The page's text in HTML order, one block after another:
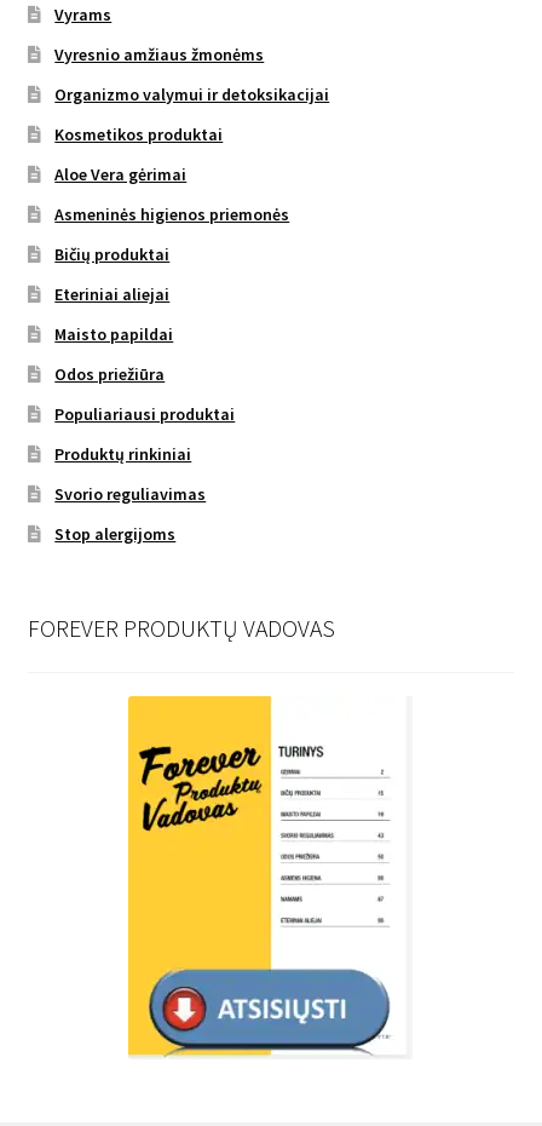
Vyrams
Vyresnio amžiaus žmonėms
Organizmo valymui ir detoksikacijai
Kosmetikos produktai
Aloe Vera gėrimai
Asmeninės higienos priemonės
Bičių produktai
Eteriniai aliejai
Maisto papildai
Odos priežiūra
Populiariausi produktai
Produktų rinkiniai
Svorio reguliavimas
Stop alergijoms
FOREVER PRODUKTŲ VADOVAS